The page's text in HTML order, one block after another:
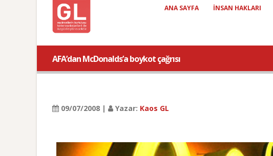
ANA SAYFA INSAN HAKLARI
AFA’dan McDonalds’a boykot çağrısı
09/07/2008 | Yazar: Kaos GL